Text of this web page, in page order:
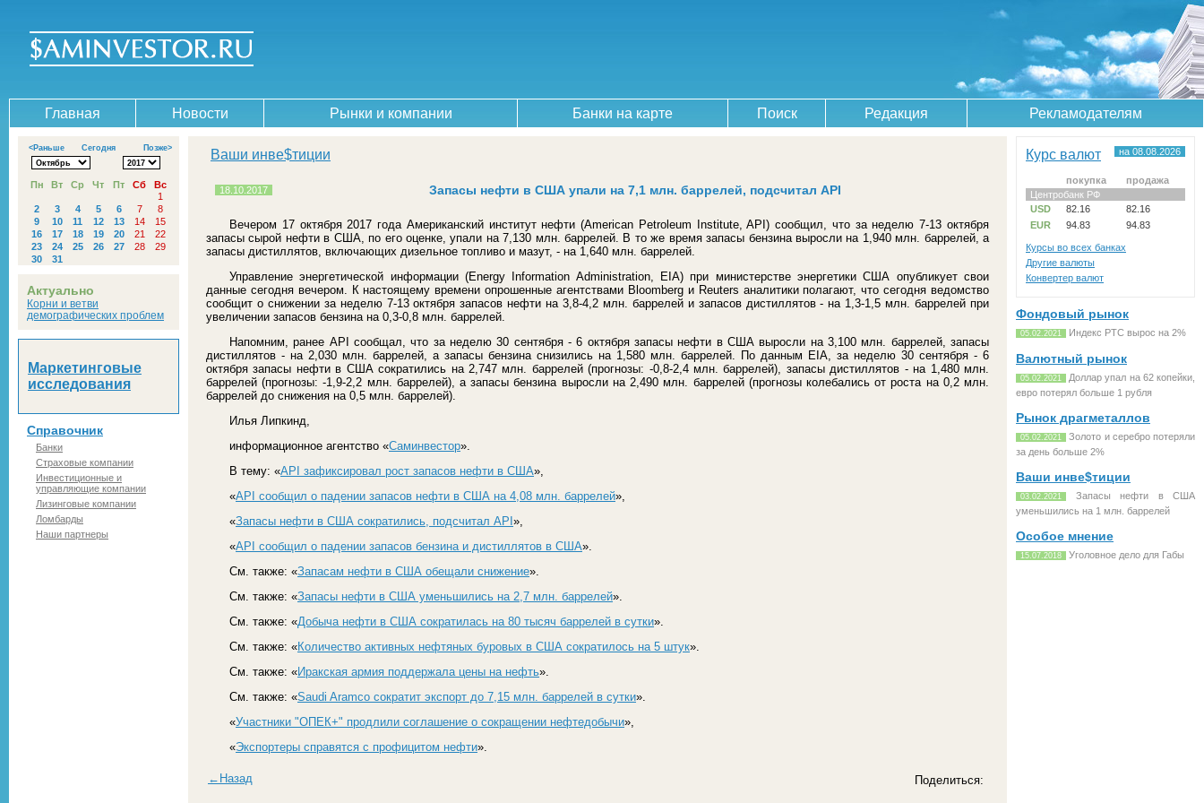
Главная Новости Рынки и компании Банки на карте Поиск Редакция Рекламодателям
<Раньше Сегодня Позже>
Пн Вт Ср Чт Пт Сб
Вс
1
2
3 4 5 6 7
8
9
10 11 12 13 14
15
16
17 18 19 20 21
22
23
24 25 26 27 28
29
30
31
Актуально
Корни и ветви
демографических проблем
Маркетинговые
исследования
Справочник
Банки
Страховые компании
Инвестиционные и
управляющие компании
Лизинговые компании
Ломбарды
Наши партнеры
Ваши инве$тиции
18.10.2017 Запасы нефти в США упали на 7,1 млн. баррелей, подсчитал API
Вечером 17 октября 2017 года Американский институт нефти (American Petroleum Institute, API) сообщил, что за неделю 7-13 октября
запасы сырой нефти в США, по его оценке, упали на 7,130 млн. баррелей. В то же время запасы бензина выросли на 1,940 млн. баррелей, а
запасы дистиллятов, включающих дизельное топливо и мазут, - на 1,640 млн. баррелей.
Управление энергетической информации (Energy Information Administration, EIA) при министерстве энергетики США опубликует свои
данные сегодня вечером. К настоящему времени опрошенные агентствами Bloomberg и Reuters аналитики полагают, что сегодня ведомство
сообщит о снижении за неделю 7-13 октября запасов нефти на 3,8-4,2 млн. баррелей и запасов дистиллятов - на 1,3-1,5 млн. баррелей при
увеличении запасов бензина на 0,3-0,8 млн. баррелей.
Напомним, ранее API сообщал, что за неделю 30 сентября - 6 октября запасы нефти в США выросли на 3,100 млн. баррелей, запасы
дистиллятов - на 2,030 млн. баррелей, а запасы бензина снизились на 1,580 млн. баррелей. По данным EIA, за неделю 30 сентября - 6
октября запасы нефти в США сократились на 2,747 млн. баррелей (прогнозы: -0,8-2,4 млн. баррелей), запасы дистиллятов - на 1,480 млн.
баррелей (прогнозы: -1,9-2,2 млн. баррелей), а запасы бензина выросли на 2,490 млн. баррелей (прогнозы колебались от роста на 0,2 млн.
баррелей до снижения на 0,5 млн. баррелей).
Илья Липкинд,
информационное агентство «Саминвестор».
В тему: «API зафиксировал рост запасов нефти в США»,
«API сообщил о падении запасов нефти в США на 4,08 млн. баррелей»,
«Запасы нефти в США сократились, подсчитал API »,
«API сообщил о падении запасов бензина и дистиллятов в США».
См. также: «Запасам нефти в США обещали снижение».
См. также: «Запасы нефти в США уменьшились на 2,7 млн. баррелей».
См. также: «Добыча нефти в США сократилась на 80 тысяч баррелей в сутки».
См. также: «Количество активных нефтяных буровых в США сократилось на 5 штук».
См. также: «Иракская армия поддержала цены на нефть».
См. также: «Saudi Aramco сократит экспорт до 7,15 млн. баррелей в сутки».
«Участники "ОПЕК+" продлили соглашение о сокращении нефтедобычи»,
«Экспортеры справятся с профицитом нефти».
←Назад Поделиться:
Курс валют на 08.08.2026
покупка
продажа
Центробанк РФ
USD
82.16
82.16
EUR
94.83 94.83
Курсы во всех банках
Другие валюты
Конвертер валют
Фондовый рынок
05.02.2021 Индекс РТС вырос на 2%
Валютный рынок
05.02.2021
Доллар упал на 62 копейки,
евро потерял больше 1 рубля
Рынок драгметаллов
05.02.2021
Золото и серебро потеряли
за день больше 2%
Ваши инве$тиции
03.02.2021
Запасы нефти в США
уменьшились на 1 млн. баррелей
Особое мнение
15.07.2018 Уголовное дело для Габы